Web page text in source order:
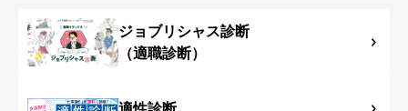
ジョブリシャス診断
（適職診断）